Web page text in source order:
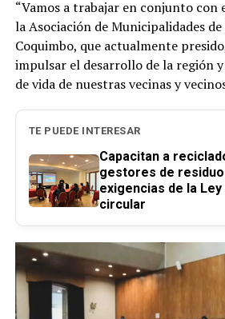
“Vamos a trabajar en conjunto con
la Asociación de Municipalidades de
Coquimbo, que actualmente
impulsar el desarrollo de la región
de vida de nuestras vecinas y
TE PUEDE INTERESAR
Capacitan a
gestores de
exigencias de la Ley
circular